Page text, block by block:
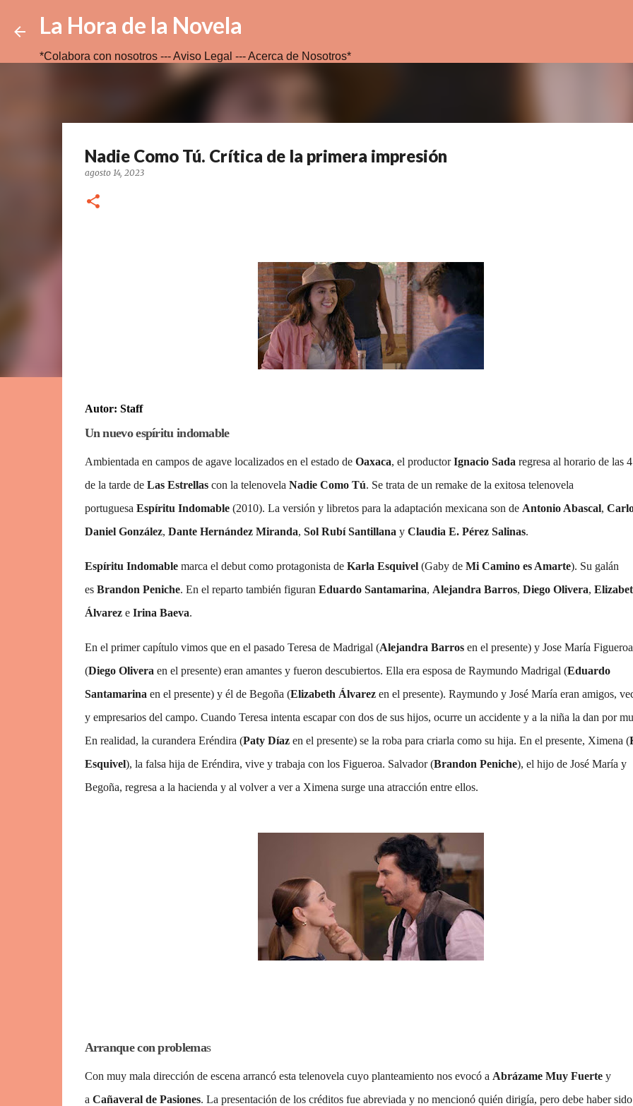
La Hora de la Novela
*Colabora con nosotros ---Aviso Legal ---Acerca de Nosotros*
Nadie Como Tú. Crítica de la primera impresión
agosto 14, 2023
Autor: Staff
Un nuevo espíritu indomable
Ambientada en campos de agave localizados en el estado de Oaxaca, el productorIgnacio Sada regresa al horario de las
de la tarde de Las Estrellascon la telenovela Nadie Como Tú. Se trata de un remake de la exitosa telenovela
portuguesa Espíritu Indomable(2010). La versión y libretos para la adaptación mexicana son de Antonio Abascal,
Daniel González, Dante Hernández Miranda, Sol Rubí Santillana y Claudia E. Pérez Salinas.
Espíritu Indomablemarca el debut como protagonista de Karla Esquivel(Gaby deMi Camino es Amarte). Su galán
es Brandon Peniche. En el reparto también figuran Eduardo Santamarina, Alejandra Barros, Diego Olivera,
Álvareze Irina Baeva.
En el primer capítulo vimos que en el pasado Teresa de Madrigal (Alejandra Barrosen el presente) y Jose María Figueroa
(Diego Olivera en el presente) eran amantes y fueron descubiertos. Ella era esposa de Raymundo Madrigal (Eduardo
Santamarina en el presente) y él de Begoña (Elizabeth Álvarezen el presente). Raymundo y José María eran amigos,
y empresarios del campo. Cuando Teresa intenta escapar con dos de sus hijos, ocurre un accidente y a la niña la dan por
En realidad, la curandera Eréndira (Paty Díazen el presente) se la roba para criarla como su hija. En el presente, Ximena (
Esquivel), la falsa hija de Eréndira, vive y trabaja con los Figueroa. Salvador (Brandon Peniche), el hijo de José María y
Begoña, regresa a la hacienda y al volver a ver a Ximena surge una atracción entre ellos.
Arranque con problemas
Con muy mala dirección de escena arrancó esta telenovela cuyo planteamiento nos evocó a Abrázame Muy Fuertey
a Cañaveral de Pasiones. La presentación de los créditos fue abreviada y no mencionó quién dirigía, pero debe haber sido